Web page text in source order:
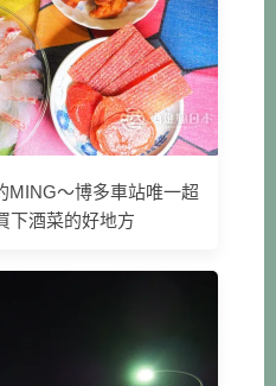
MING～博多車站唯一超
下酒菜的好地方